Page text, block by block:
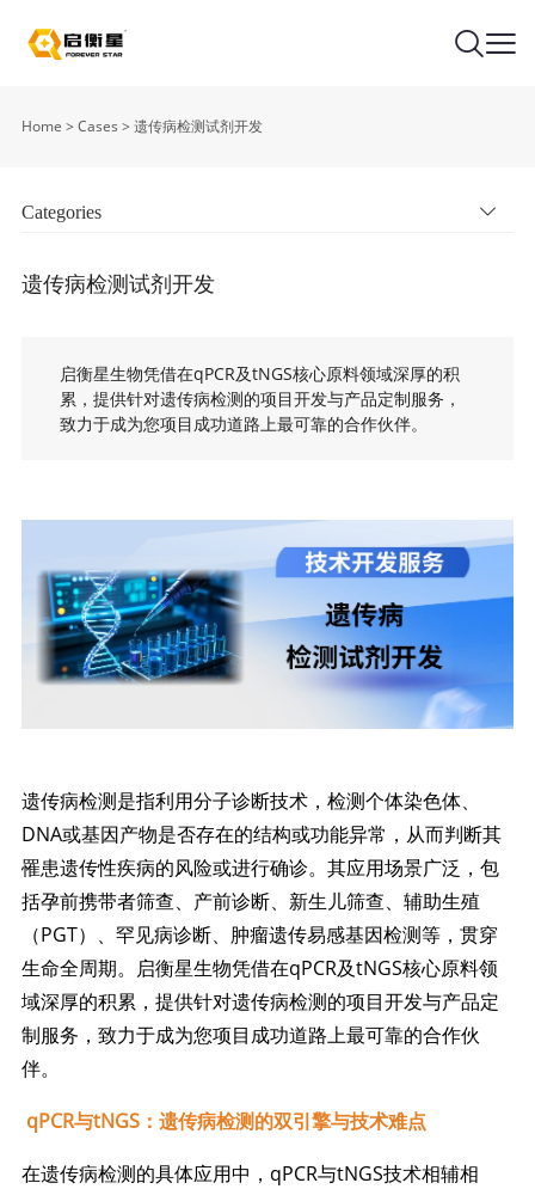
Home > Cases > 遗传病检测试剂开发
Categories
遗传病检测试剂开发
启衡星生物凭借在qPCR及tNGS核心原料领域深厚的积
累，提供针对遗传病检测的项目开发与产品定制服务，
致力于成为您项目成功道路上最可靠的合作伙伴。
遗传病检测是指利用分子诊断技术，检测个体染色体、
DNA或基因产物是否存在的结构或功能异常，从而判断其
罹患遗传性疾病的风险或进行确诊。其应用场景广泛，包
括孕前携带者筛查、产前诊断、新生儿筛查、辅助生殖
（PGT）、罕见病诊断、肿瘤遗传易感基因检测等，贯穿
生命全周期。启衡星生物凭借在qPCR及tNGS核心原料领
域深厚的积累，提供针对遗传病检测的项目开发与产品定
制服务，致力于成为您项目成功道路上最可靠的合作伙
伴。
qPCR与tNGS：遗传病检测的双引擎与技术难点
在遗传病检测的具体应用中，qPCR与tNGS技术相辅相